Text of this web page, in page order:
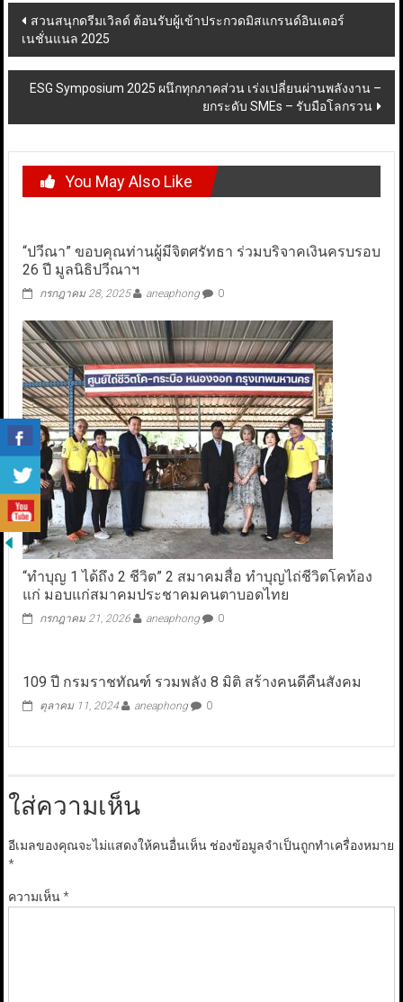
Post
navigation
สวนสนุกดรีมเวิลด์ ต้อนรับผู้เข้าประกวดมิสแกรนด์อินเตอร์
เนชั่นแนล 2025
ESG Symposium 2025 ผนึกทุกภาคส่วน เร่งเปลี่ยนผ่านพลังงาน –
ยกระดับ SMEs – รับมือโลกรวน
You May Also Like
“ปวีณา” ขอบคุณท่านผู้มีจิตศรัทธา ร่วมบริจาคเงินครบรอบ
26 ปี มูลนิธิปวีณาฯ
กรกฎาคม 28, 2025 aneaphong 0
“ทำบุญ 1 ได้ถึง 2 ชีวิต” 2 สมาคมสื่อ ทำบุญไถ่ชีวิตโคท้อง
แก่ มอบแก่สมาคมประชาคมคนตาบอดไทย
กรกฎาคม 21, 2026 aneaphong 0
109 ปี กรมราชทัณฑ์ รวมพลัง 8 มิติ สร้างคนดีคืนสังคม
ตุลาคม 11, 2024 aneaphong 0
ใส่ความเห็น
อีเมลของคุณจะไม่แสดงให้คนอื่นเห็น ช่องข้อมูลจำเป็นถูกทำเครื่องหมาย
*
ความเห็น*